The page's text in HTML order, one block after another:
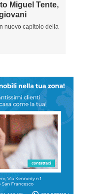
Miguel Tente,
nuovo capitolo della